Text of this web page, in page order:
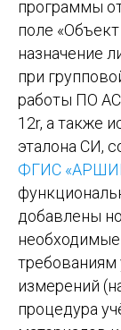
программы
поле
назначение
при
работы ПО
12r, а также
эталона СИ,
ФГИС
добавлены
требованиям
измерений
процедура